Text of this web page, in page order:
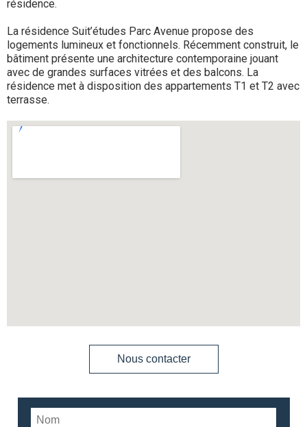
résidence.
La résidence Suit’études Parc Avenue propose des
logements lumineux et fonctionnels. Récemment construit, le
bâtiment présente une architecture contemporaine jouant
avec de grandes surfaces vitrées et des balcons. La
résidence met à disposition des appartements T1 et T2 avec
terrasse.
Nous contacter